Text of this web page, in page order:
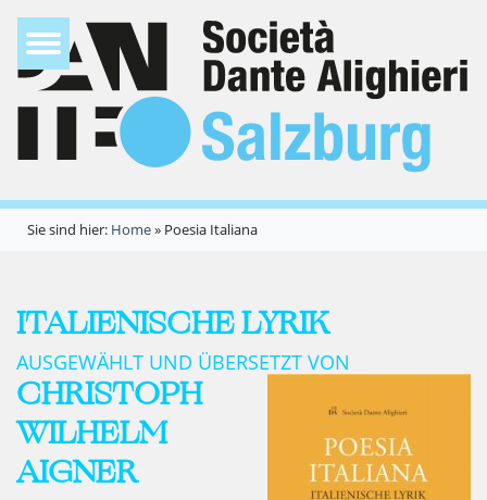
Sie sind hier: Home» Poesia Italiana
ITALIENISCHE LYRIK
AUSGEWÄHLT UND ÜBERSETZT VON
CHRISTOPH
WILHELM
AIGNER